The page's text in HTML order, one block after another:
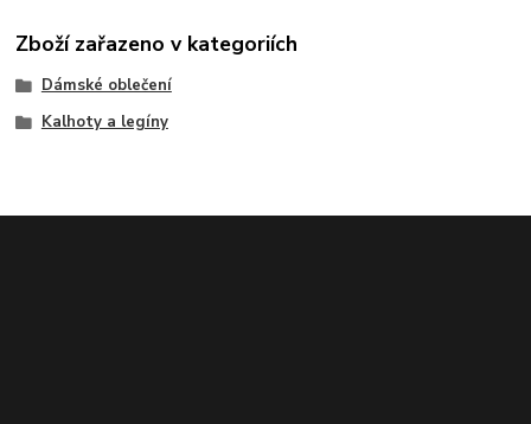
Zboží zařazeno v kategoriích
Dámské oblečení
Kalhoty a legíny